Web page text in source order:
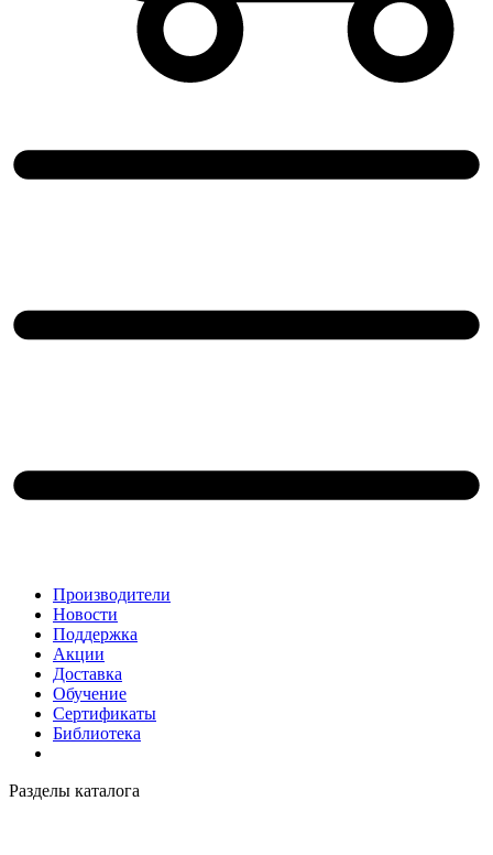
Производители
Новости
Поддержка
Акции
Доставка
Обучение
Сертификаты
Библиотека
Разделы каталога